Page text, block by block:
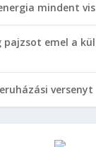
mindent
pajzsot emel a
versenyt